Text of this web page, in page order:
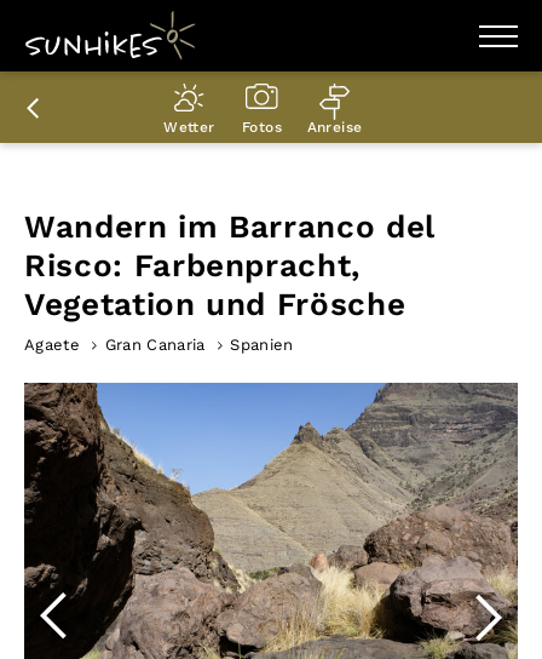
WANDERZIELE
WANDERUNGEN
ENTDECKEN
PLANER
Wetter Fotos Anreise
Wandern im Barranco del
Risco: Farbenpracht,
Vegetation und Frösche
Agaete Gran Canaria Spanien